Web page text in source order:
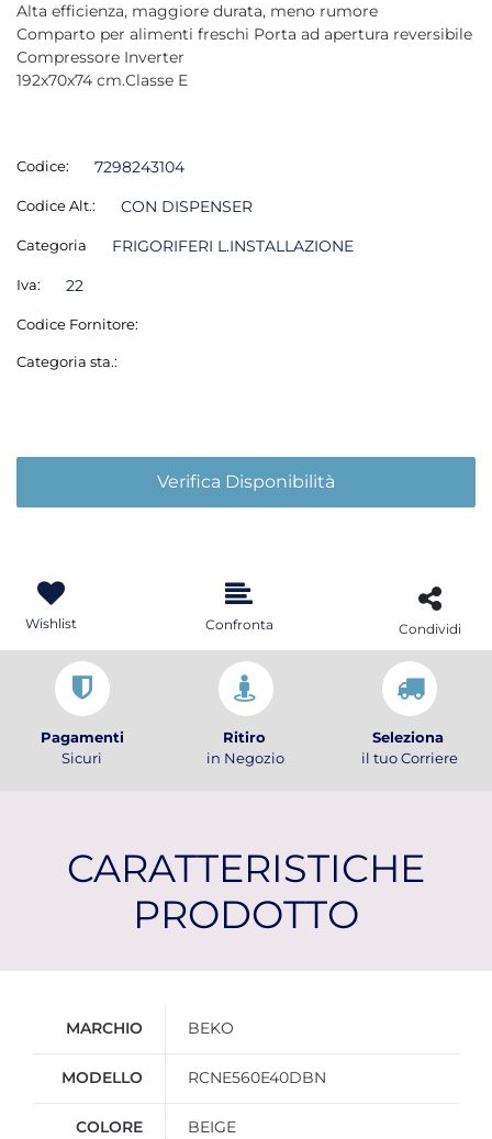
Alta efficienza, maggiore durata, meno rumore
Comparto per alimenti freschi Porta ad apertura reversibile
Compressore Inverter
192x70x74 cm.Classe E
Codice: 7298243104
Codice Alt.: CON DISPENSER
Categoria FRIGORIFERI L.INSTALLAZIONE
Iva: 22
Codice Fornitore:
Categoria sta.:
Verifica Disponibilità
Wishlist Confronta Condividi
Pagamenti
Sicuri
Ritiro
in Negozio
Seleziona
il tuo Corriere
CARATTERISTICHE
PRODOTTO
MARCHIO BEKO
MODELLO RCNE560E40DBN
COLORE BEIGE